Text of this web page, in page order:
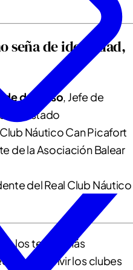
seña de identidad,
del Peso, Jefe de
del Estado
Náutico Can Picafort
de la Asociación Balear
del Real Club Náutico
los temas más
sobrevivir los clubes